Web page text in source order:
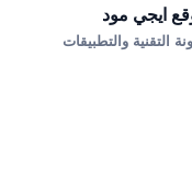
ايجي مود
التقنية والتطبيقات